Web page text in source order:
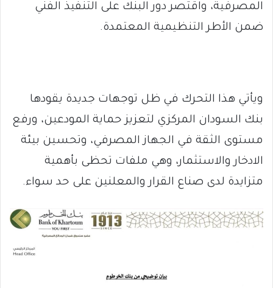
المصرفية، واقتصر دور البنك على التنفيذ الفني
ضمن الأطر التنظيمية المعتمدة.
ويأتي هذا التحرك في ظل توجهات جديدة يقودها
بنك السودان المركزي لتعزيز حماية المودعين، ورفع
مستوى الثقة في الجهاز المصرفي، وتحسين بيئة
الادخار والاستثمار، وهي ملفات تحظى بأهمية
متزايدة لدى صناع القرار والمعلنين على حد سواء.